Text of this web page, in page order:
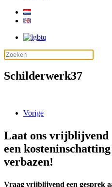
Schilderwerk37
Vorige
Laat ons vrijblijvend
een
verbazen!
Vraag vrijblijvend een gesprek